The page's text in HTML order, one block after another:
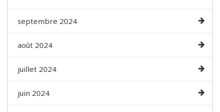
septembre 2024
août 2024
juillet 2024
juin 2024